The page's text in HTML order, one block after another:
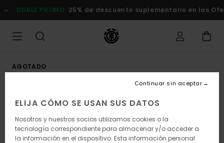
la
DOBLE PROMO 25% de descuento suplementario en las
AGOTADO
ELIJA CÓMO SE USAN SUS DATOS
Nosotros y nuestros socios utilizamos cookies o la
tecnología correspondiente para almacenar y/o acceder a
la información en el dispositivo. Esta información personal
Continuar sin aceptar